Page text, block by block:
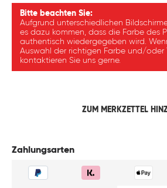
Bitte beachten Sie:
Aufgrund unterschiedlichen
es dazu kommen, dass die Farbe des
authentisch wiedergegeben wird.
Auswahl der richtigen Farbe und/oder
kontaktieren Sie uns gerne.
ZUM MERKZETTEL
Zahlungsarten